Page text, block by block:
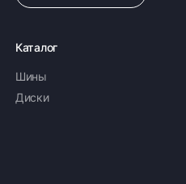
Каталог
Шины
Диски